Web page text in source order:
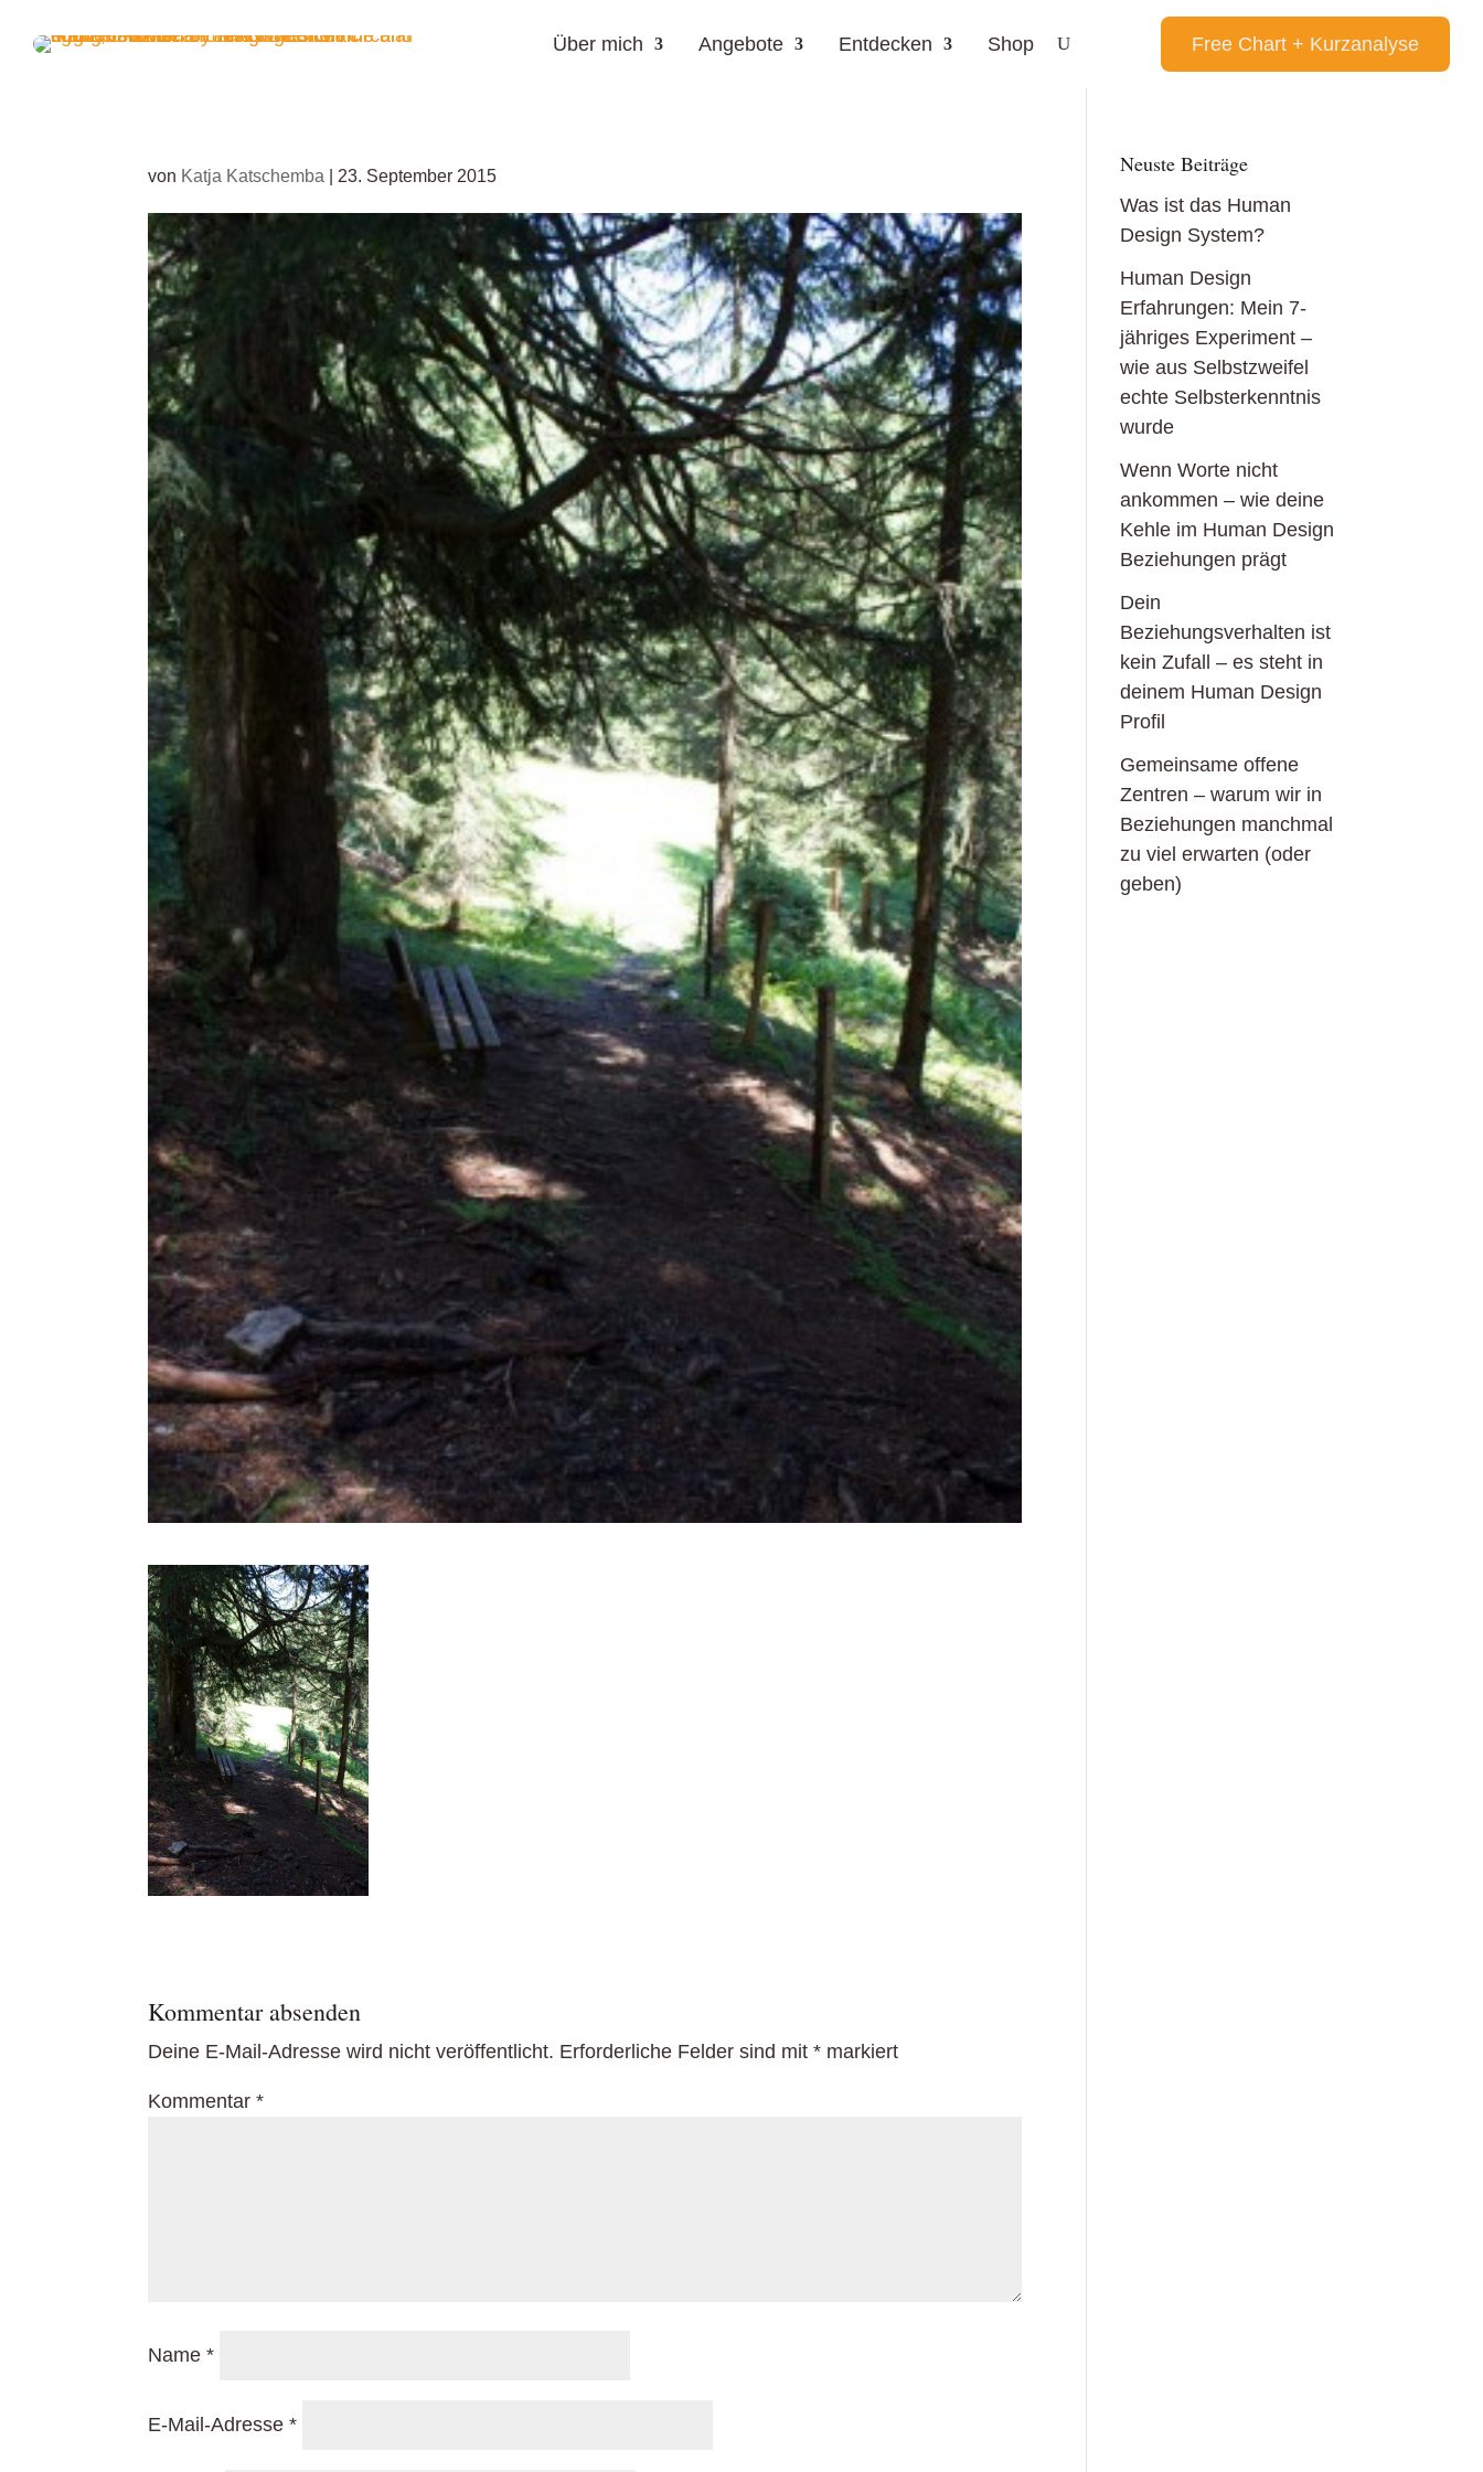
Über mich Angebote Entdecken Shop Free Chart + Kurzanalyse
von Katja Katschemba 23. September 2015
Kommentar absenden
Deine E-Mail-Adresse wird nicht veröffentlicht. Erforderliche Felder sind mit* markiert
Kommentar*
Name*
E-Mail-Adresse*
Neuste Beiträge
Was ist das Human
Design System?
Human Design
Erfahrungen: Mein 7-
jähriges Experiment –
wie aus Selbstzweifel
echte Selbsterkenntnis
wurde
Wenn Worte nicht
ankommen – wie deine
Kehle im Human Design
Beziehungen prägt
Dein
Beziehungsverhalten ist
kein Zufall – es steht in
deinem Human Design
Profil
Gemeinsame offene
Zentren – warum wir in
Beziehungen manchmal
zu viel erwarten (oder
geben)